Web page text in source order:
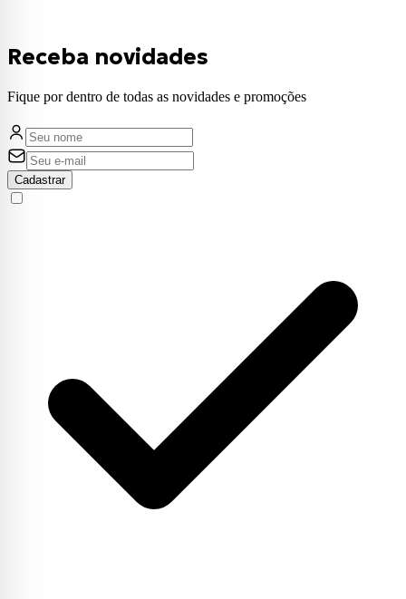
Receba novidades
Fique por dentro de todas as novidades e promoções
Cadastrar